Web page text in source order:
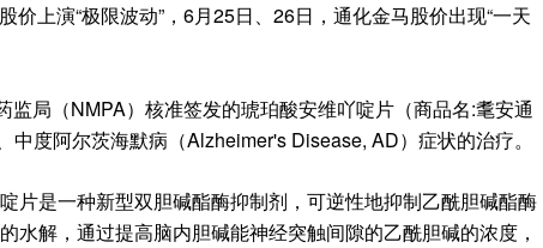
上演“极限波动”，6月25日、26日，通化金马股价出现“一天
局（NMPA）核准签发的琥珀酸安维吖啶片（商品名:耄安通
度阿尔茨海默病（Alzheimer's Disease, AD）症状的治疗。
片是一种新型双胆碱酯酶抑制剂，可逆性地抑制乙酰胆碱酯酶
水解，通过提高脑内胆碱能神经突触间隙的乙酰胆碱的浓度，